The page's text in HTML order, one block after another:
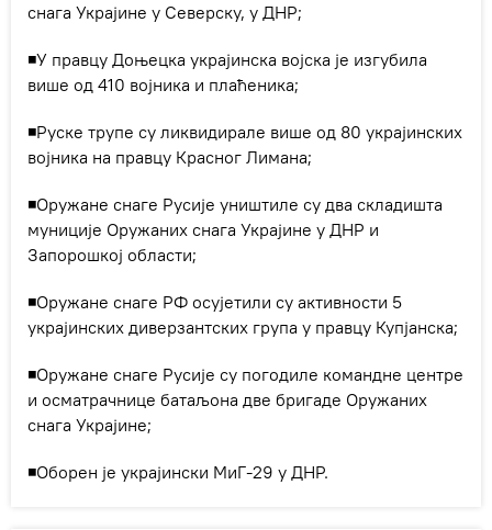
снага Украјине у Северску, у ДНР;
◾У правцу Доњецка украјинска војска је изгубила
више од 410 војника и плаћеника;
◾Руске трупе су ликвидирале више од 80 украјинских
војника на правцу Красног Лимана;
◾Оружане снаге Русије уништиле су два складишта
муниције Оружаних снага Украјине у ДНР и
Запорошкој области;
◾Оружане снаге РФ осујетили су активности 5
украјинских диверзантских група у правцу Купјанска;
◾Оружане снаге Русије су погодиле командне центре
и осматрачнице батаљона две бригаде Оружаних
снага Украјине;
◾Оборен је украјински МиГ-29 у ДНР.